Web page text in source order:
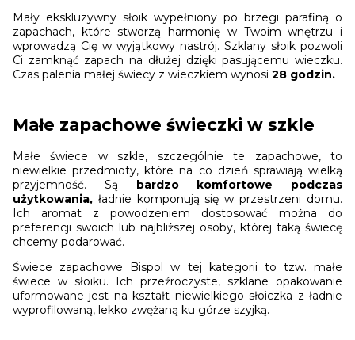
Mały ekskluzywny słoik wypełniony po brzegi parafiną o
zapachach, które stworzą harmonię w Twoim wnętrzu i
wprowadzą Cię w wyjątkowy nastrój. Szklany słoik pozwoli
Ci zamknąć zapach na dłużej dzięki pasującemu wieczku.
Czas palenia małej świecy z wieczkiem wynosi 28 godzin.
Małe zapachowe świeczki w szkle
Małe świece w szkle, szczególnie te zapachowe, to
niewielkie przedmioty, które na co dzień sprawiają wielką
przyjemność. Są bardzo komfortowe podczas
użytkowania, ładnie komponują się w przestrzeni domu.
Ich aromat z powodzeniem dostosować można do
preferencji swoich lub najbliższej osoby, której taką świecę
chcemy podarować.
Świece zapachowe Bispol w tej kategorii to tzw. małe
świece w słoiku. Ich przeźroczyste, szklane opakowanie
uformowane jest na kształt niewielkiego słoiczka z ładnie
wyprofilowaną, lekko zwężaną ku górze szyjką.